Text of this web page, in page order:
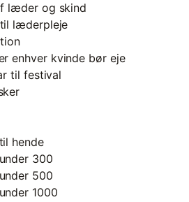
læder og skind
læderpleje
enhver kvinde bør eje
til festival
hende
300
500
1000